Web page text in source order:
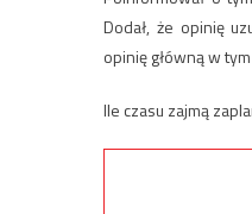
Dodał, że opinię
opinię główną w
Ile czasu zajmą